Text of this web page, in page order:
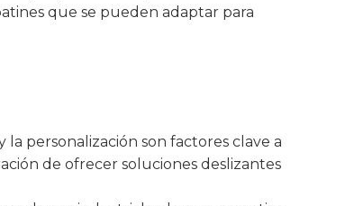
que se pueden adaptar para
personalización son factores clave a
de ofrecer soluciones deslizantes